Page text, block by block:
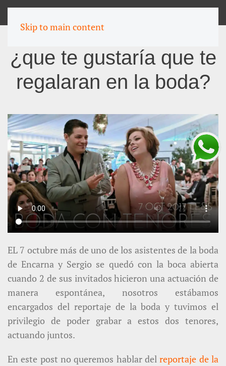
Skip to main content
¿que te gustaría que te
regalaran en la boda?
EL 7 octubre más de uno de los asistentes de la boda
de Encarna y Sergio se quedó con la boca abierta
cuando 2 de sus invitados hicieron una actuación de
manera espontánea, nosotros estábamos
encargados del reportaje de la boda y tuvimos el
privilegio de poder grabar a estos dos tenores,
actuando juntos.
En este post no queremos hablar delreportaje de la